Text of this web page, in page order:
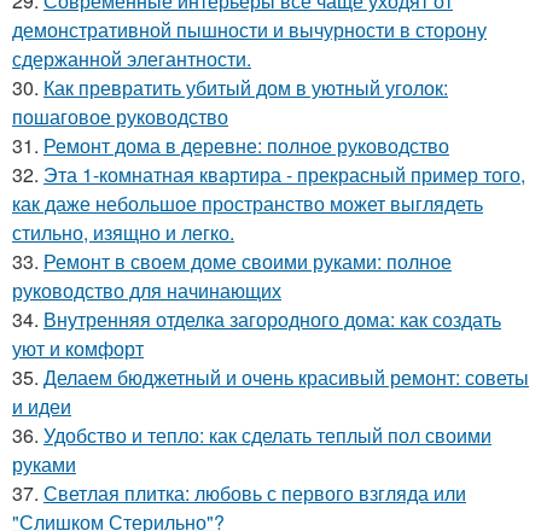
демонстративной пышности и вычурности в сторону
сдержанной элегантности.
30. Как превратить убитый дом в уютный уголок:
пошаговое руководство
31. Ремонт дома в деревне: полное руководство
32. Эта 1-комнатная квартира - прекрасный пример того,
как даже небольшое пространство может выглядеть
стильно, изящно и легко.
33. Ремонт в своем доме своими руками: полное
руководство для начинающих
34. Внутренняя отделка загородного дома: как создать
уют и комфорт
35. Делаем бюджетный и очень красивый ремонт: советы
и идеи
36. Удобство и тепло: как сделать теплый пол своими
руками
37. Светлая плитка: любовь с первого взгляда или
"Слишком Стерильно"?